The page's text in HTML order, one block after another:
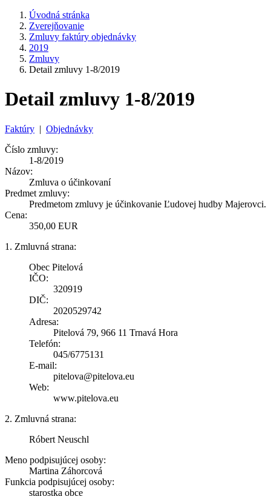
Úvodná stránka
Zverejňovanie
Zmluvy faktúry objednávky
2019
Zmluvy
Detail zmluvy 1-8/2019
Detail zmluvy 1-8/2019
Faktúry | Objednávky
Číslo zmluvy:
1-8/2019
Názov:
Zmluva o účinkovaní
Predmet zmluvy:
Predmetom zmluvy je účinkovanie Ľudovej hudby Majerovci.
Cena:
350,00 EUR
1. Zmluvná strana:
Obec Pitelová
IČO:
320919
DIČ:
2020529742
Adresa:
Pitelová 79, 966 11 Trnavá Hora
Telefón:
045/6775131
E-mail:
pitelova@pitelova.eu
Web:
www.pitelova.eu
2. Zmluvná strana:
Róbert Neuschl
Meno podpisujúcej osoby:
Martina Záhorcová
Funkcia podpisujúcej osoby:
starostka obce